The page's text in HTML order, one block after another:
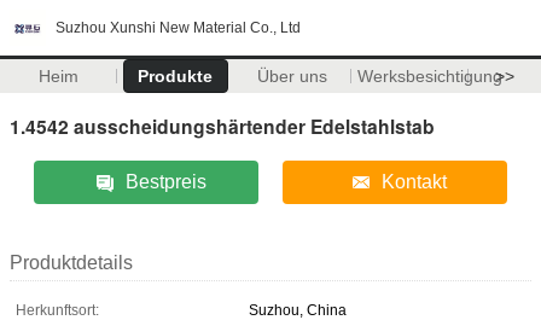
Suzhou Xunshi New Material Co., Ltd
Heim Produkte Über uns Werksbesichtigung>>
1.4542 ausscheidungshärtender Edelstahlstab
Bestpreis Kontakt
Produktdetails
Herkunftsort:
Suzhou, China